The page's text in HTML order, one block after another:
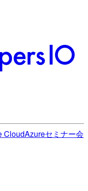
CloudAzureセミナー会